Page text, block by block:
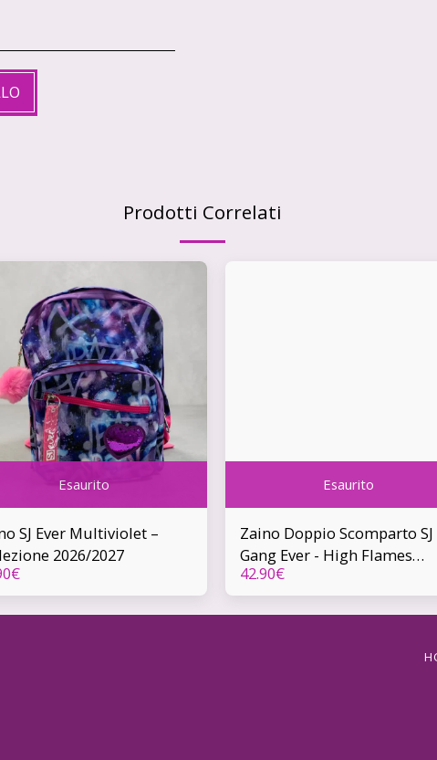
Prodotti Correlati
Esaurito
SJ Ever Multiviolet –
2026/2027
€
Esaurito
Zaino Doppio Scomparto SJ
Gang Ever - High Flames
(Collezione 2026/2027)
42.90€